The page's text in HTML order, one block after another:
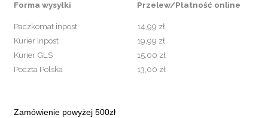
Forma wysyłki Przelew/Płatność online
Paczkomat inpost
14,99 zł
Kurier Inpost
19,99 zł
Kurier GLS
15,00 zł
Poczta Polska
13,00 zł
Zamówienie powyżej 500zł